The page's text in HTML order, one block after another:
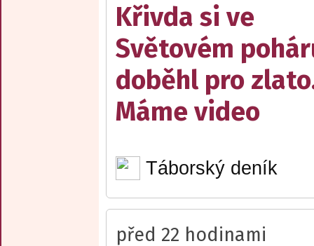
Křivda si ve
Světovém
doběhl pro
Máme video
Táborský deník
před 22 hodinami